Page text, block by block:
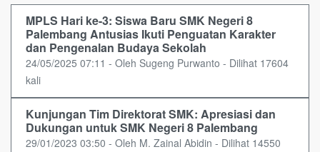
MPLS Hari ke-3: Siswa Baru SMK Negeri 8
Palembang Antusias Ikuti Penguatan Karakter
dan Pengenalan Budaya Sekolah
24/05/2025 07:11 - Oleh Sugeng Purwanto - Dilihat 17604
kali
Kunjungan Tim Direktorat SMK: Apresiasi dan
Dukungan untuk SMK Negeri 8 Palembang
29/01/2023 03:50 - Oleh M. Zainal Abidin - Dilihat 14550